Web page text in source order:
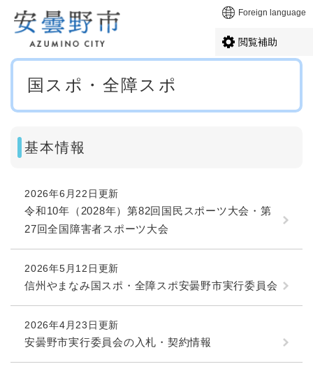
メニューを飛ばして本文へ Foreign language
閲覧補助
本
国スポ・全障スポ
基本情報
2026年6月22日更新
令和10年（2028年）第82回国民スポーツ大会・第
27回全国障害者スポーツ大会
2026年5月12日更新
信州やまなみ国スポ・全障スポ安曇野市実行委員会
2026年4月23日更新
安曇野市実行委員会の入札・契約情報